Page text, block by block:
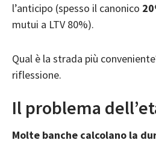
l’anticipo (spesso il canonico
mutui a LTV 80%).
Qual è la strada più
riflessione.
Il problema
Molte banche calcolano la